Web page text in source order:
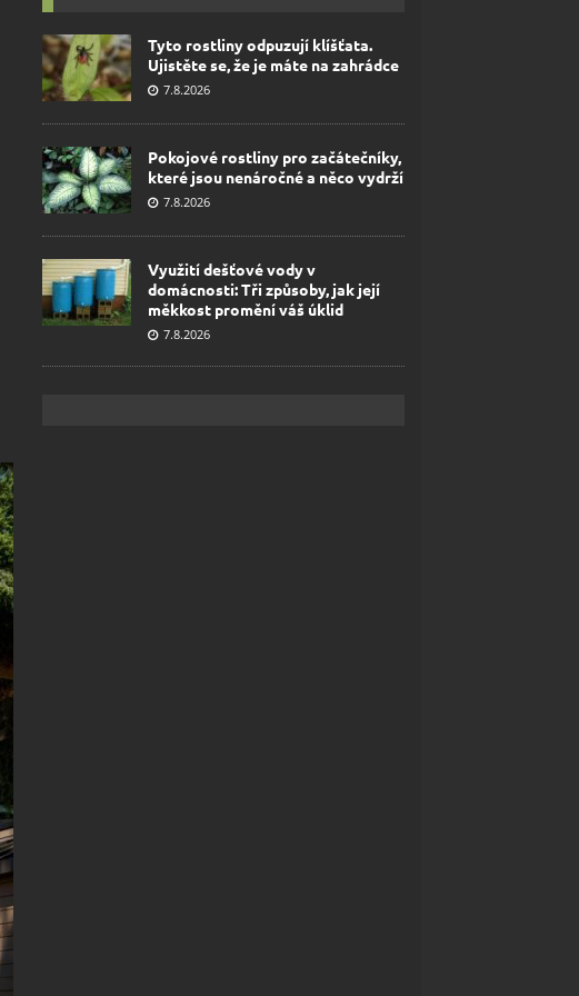
Tyto rostliny odpuzují klíšťata.
Ujistěte se, že je máte na zahrádce
7.8.2026
Pokojové rostliny pro začátečníky,
které jsou nenáročné a něco vydrží
7.8.2026
Využití dešťové vody v
domácnosti: Tři způsoby, jak její
měkkost promění váš úklid
7.8.2026